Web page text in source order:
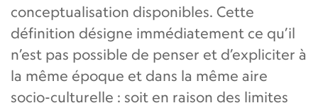
conceptualisation disponibles. Cette
définition désigne immédiatement ce qu’il
n’est pas possible de penser et d’expliciter à
la même époque et dans la même aire
socio-culturelle : soit en raison des limites